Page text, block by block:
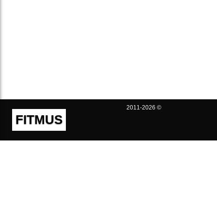
FITMUS
2011-2026 ©